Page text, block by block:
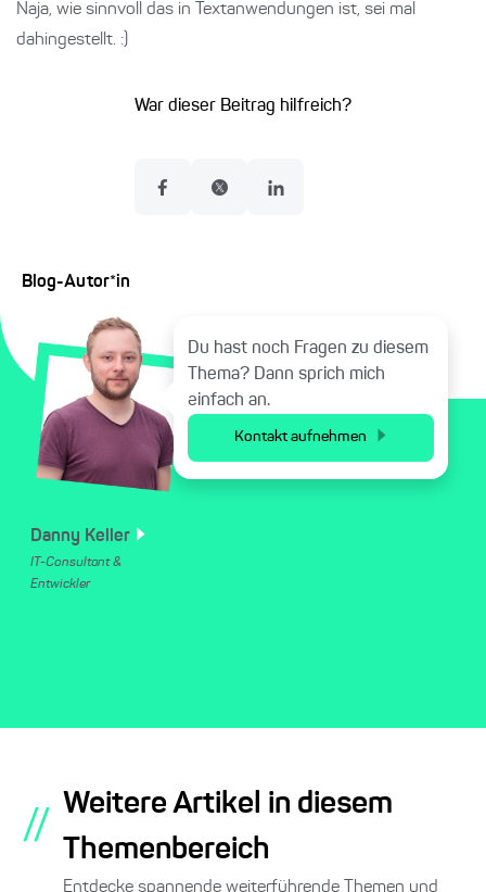
Naja, wie sinnvoll das in Textanwendungen ist, sei mal
dahingestellt. :)
War dieser Beitrag hilfreich?
Blog-Autor*in
Danny Keller
IT-Consultant &
Entwickler
Du hast noch Fragen zu diesem
Thema? Dann sprich mich
einfach an.
Kontakt aufnehmen
//
Weitere Artikel in diesem
Themenbereich
Entdecke spannende weiterführende Themen und